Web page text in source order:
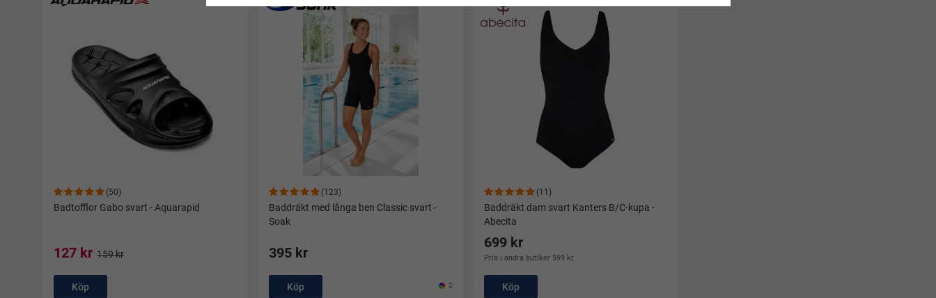
(50)
Badtofflor Gabo svart - Aquarapid
127 kr 159 kr
Köp
(123)
Baddräkt med långa ben Classic svart -
Soak
395 kr
Köp 2
(11)
Baddräkt dam svart Kanters B/C-kupa -
Abecita
699 kr
Pris i andra butiker 599 kr
Köp